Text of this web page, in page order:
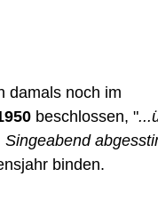
damals noch im
beschlossen, "
20. Lebensjahr